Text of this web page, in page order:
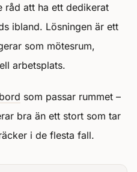
råd att ha ett dedikerat
ibland. Lösningen är ett
som mötesrum,
arbetsplats.
som passar rummet –
bra än ett stort som tar
i de flesta fall.